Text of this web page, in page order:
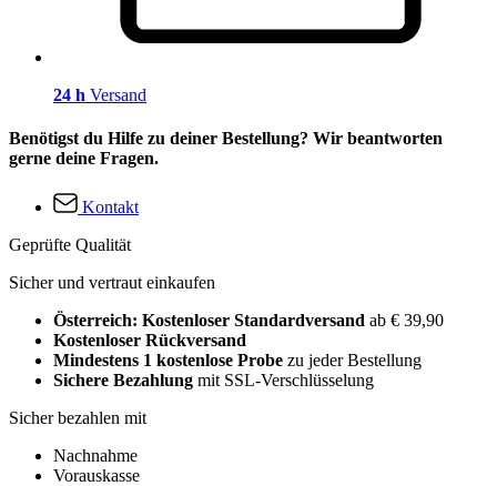
24 h Versand
Benötigst du Hilfe zu deiner Bestellung? Wir beantworten
gerne deine Fragen.
Kontakt
Geprüfte Qualität
Sicher und vertraut einkaufen
Österreich: Kostenloser Standardversand ab € 39,90
Kostenloser Rückversand
Mindestens 1 kostenlose Probe zu jeder Bestellung
Sichere Bezahlung mit SSL-Verschlüsselung
Sicher bezahlen mit
Nachnahme
Vorauskasse